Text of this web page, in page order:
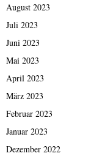
August 2023
Juli 2023
Juni 2023
Mai 2023
April 2023
März 2023
Februar 2023
Januar 2023
Dezember 2022